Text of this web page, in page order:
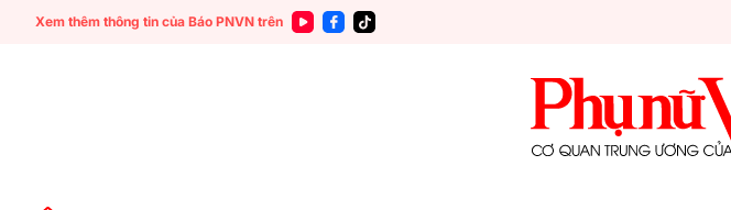
Xem thêm thông tin của Báo PNVN trên